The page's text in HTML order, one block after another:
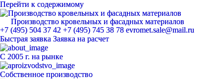
Перейти к содержимому
Производство кровельных и фасадных материалов
ЕвроМет
+7 (495) 504 37 42 +7 (495) 745 38 78 evromet.sale@mail.ru
Быстрая заявка Заявка на расчет
С 2005 г. на рынке
Собственное производство